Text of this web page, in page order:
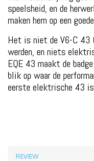
speelsheid, en de
maken hem op een
Het is niet de V6-C 43
werden, en niets
EQE 43 maakt de
blik op waar de
eerste elektrische 43
REVIEW